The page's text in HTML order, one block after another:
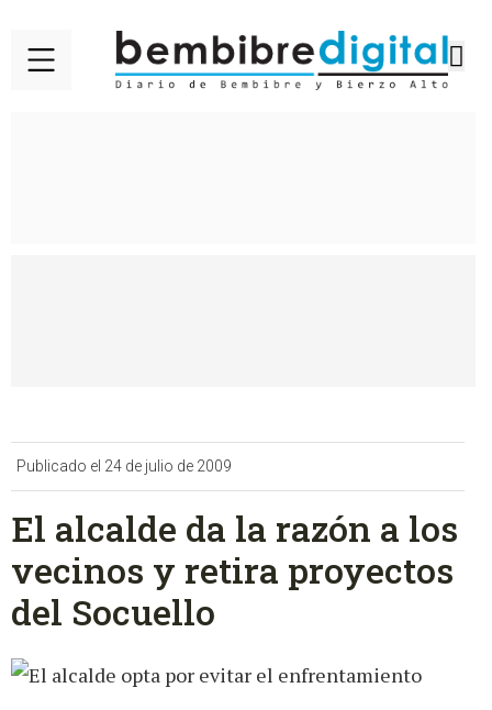
Publicado el 24 de julio de 2009
El alcalde da la razón a los
vecinos y retira proyectos
del Socuello